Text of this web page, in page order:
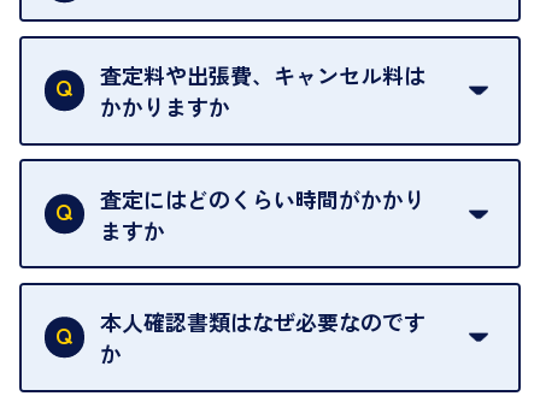
を整えておりますので、お好きな時にお越しくださ
い。
お急ぎの場合はスタッフに一言お声がけください。
可能な限り、迅速に対応させていただきます。
当店は質店ではありませんので、買い取ったお品物
は基本的に販売へと回されます。買い戻しはできま
せんので、ご了承ください。
グオフが可能です。
契約破棄という形で、お品物をお戻しすることがで
きます。
売却当日を含む8日間のうちに、お気軽にお申し出
出張買取のお品物は、8日間保管しております。
査定料や出張費、キャンセル料は
かかりますか
一切いただいておりません。査定金額にご納得いた
だけない場合は、その場でお断りいただいても問題
ございません。お気軽にご相談ください。
査定にはどのくらい時間がかかり
ますか
お品物の内容や点数によって異なりますが、店頭買
取の場合は1点あたり数分程度が目安です。大量の
お品物の場合は、お時間をいただくことがございま
本人確認書類はなぜ必要なのです
か